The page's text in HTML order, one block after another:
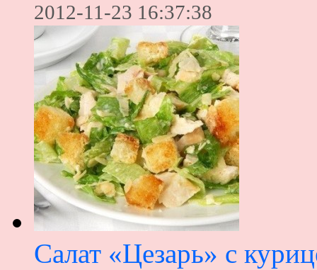
2012-11-23 16:37:38
Салат «Цезарь» с